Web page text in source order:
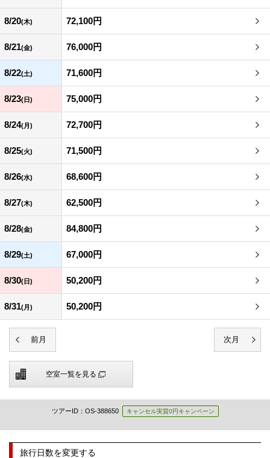
8/20(木) 72,100円
8/21(金) 76,000円
8/22(土) 71,600円
8/23(日) 75,000円
8/24(月) 72,700円
8/25(火) 71,500円
8/26(水) 68,600円
8/27(木) 62,500円
8/28(金) 84,800円
8/29(土) 67,000円
8/30(日) 50,200円
8/31(月) 50,200円
空室一覧を見る
ツアーID：OS-388650 キャンセル実質0円キャンペーン
旅行日数を変更する